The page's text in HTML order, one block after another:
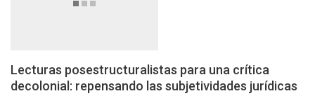
Lecturas posestructuralistas para una crítica
decolonial: repensando las subjetividades jurídicas